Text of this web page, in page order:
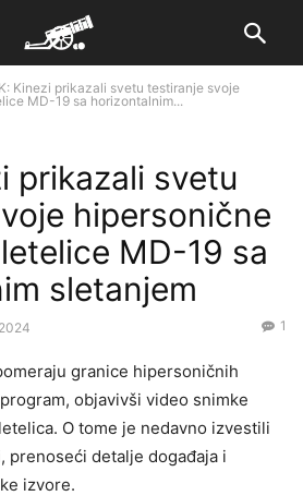
Kinezi prikazali svetu testiranje svoje
MD-19 sa horizontalnim...
prikazali svetu
hipersonične
MD-19 sa
sletanjem
1
granice hipersoničnih
objavivši video snimke
O tome je nedavno izvestili
prenoseći detalje događaja i
izvore.